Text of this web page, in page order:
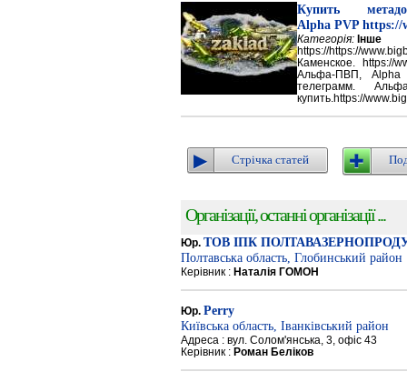
Купить
Alpha PVP https://
Категорія: Інше
https://https://
Каменское. https://
Альфа-ПВП, Alpha
телеграмм.
купить.https://
Стрічка статей
Організації, останні організації ...
Юр. ТОВ ІПК
Полтавська область, Глобинський район
Керівник : Наталія ГОМОН
Юр. Perry
Київська область, Іванківський район
Адреса : вул. Солом'янська, 3, офіс 43
Керівник : Роман Беліков